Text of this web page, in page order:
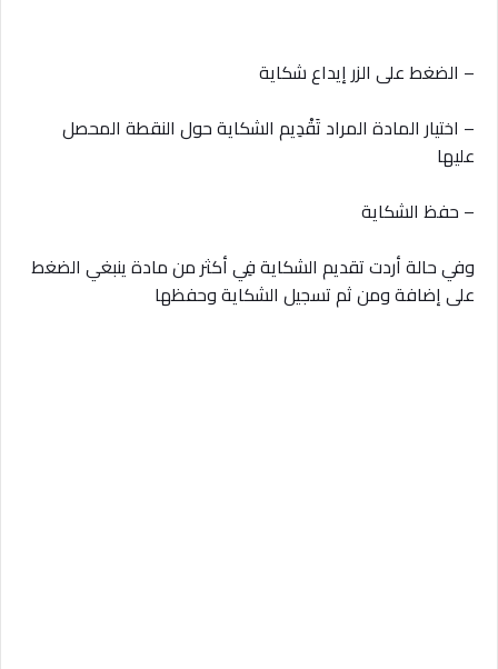
– الضغط على الزر إيداع شكاية
– اختيار المادة المراد تَقْدِيم الشكاية حول النقطة المحصل
عليها
– حفظ الشكاية
وفي حالة أردت تقديم الشكاية فِي أكثر من مادة ينبغي الضغط
على إضافة ومن ثم تسجيل الشكاية وحفظها